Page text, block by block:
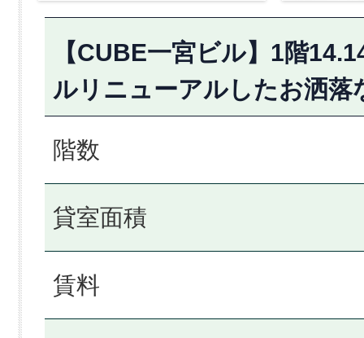
【CUBE一宮ビル】1階
ルリニューアルしたお洒落
階数
貸室面積
賃料